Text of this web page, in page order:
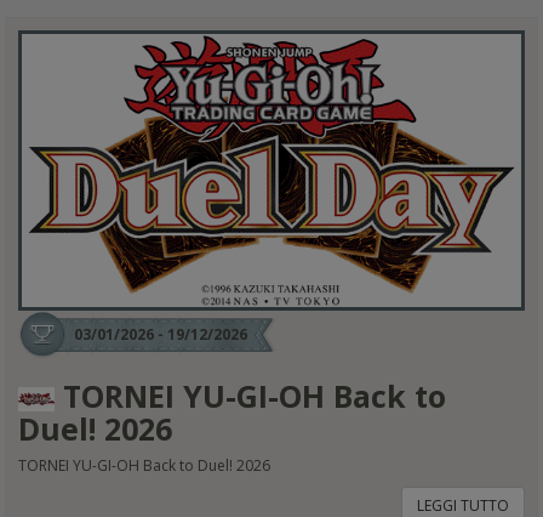
03/01/2026 - 19/12/2026
TORNEI YU-GI-OH Back to
Duel! 2026
TORNEI YU-GI-OH Back to Duel! 2026
LEGGI TUTTO